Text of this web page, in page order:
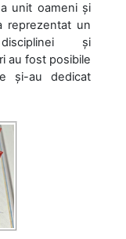
unit oameni și
reprezentat un
și
au fost posibile
și-au dedicat